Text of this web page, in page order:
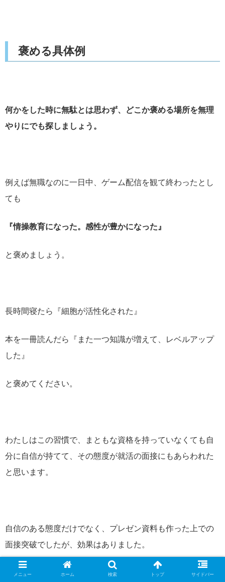
褒める具体例
何かをした時に無駄とは思わず、どこか褒める場所を無理
やりにでも探しましょう。
例えば無職なのに一日中、ゲーム配信を観て終わったとし
ても
『情操教育になった。感性が豊かになった』
と褒めましょう。
長時間寝たら『細胞が活性化された』
本を一冊読んだら『また一つ知識が増えて、レベルアップ
した』
と褒めてください。
わたしはこの習慣で、まともな資格を持っていなくても自
分に自信が持てて、その態度が就活の面接にもあらわれた
と思います。
自信のある態度だけでなく、プレゼン資料も作った上での
面接突破でしたが、効果はありました。
どういうプレゼンで採用されたかなどは、別カテゴリに書
メニュー ホーム 検索 トップ サイドバー